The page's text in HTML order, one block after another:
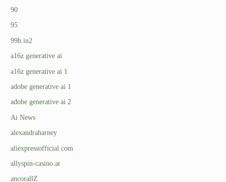
90
95
99h.in2
a16z generative ai
a16z generative ai 1
adobe generative ai 1
adobe generative ai 2
Ai News
alexandraharney
aliexpressofficial.com
allyspin-casino.at
ancorallZ